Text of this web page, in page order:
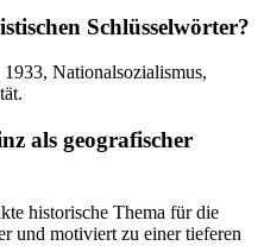
Schlüsselwörter?
Nationalsozialismus,
als geografischer
historische Thema für die
und motiviert zu einer tieferen